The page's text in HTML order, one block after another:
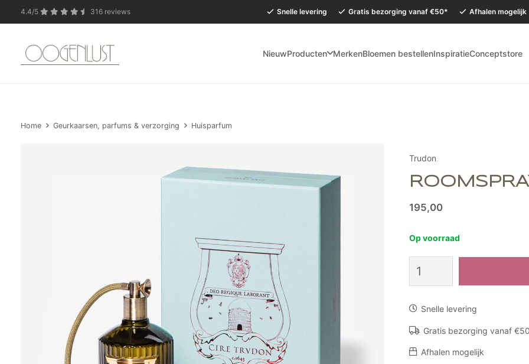
4.4/5 316 reviews Snelle levering Gratis bezorging vanaf €50* Afhalen mogelijk
NieuwProducten MerkenBloemen bestellenInspiratieConceptstore
Home Geurkaarsen, parfums & verzorging Huisparfum
Trudon
195,00
Op voorraad
Ernesto
aantal
Snelle levering
Gratis bezorging vanaf
Afhalen mogelijk